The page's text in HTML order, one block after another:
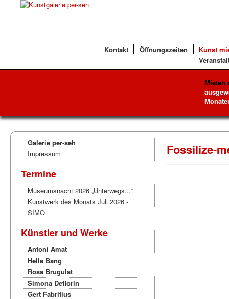
Kontakt Öffnungszeiten
Kunst
Mieten
Galerie per-seh
Impressum
Termine
Museumsnacht 2026 „Unterwegs...“
Kunstwerk des Monats Juli 2026 -
SIMO
Künstler und Werke
Antoni Amat
Helle Bang
Rosa Brugulat
Simona Deflorin
Gert Fabritius
Fossilize-